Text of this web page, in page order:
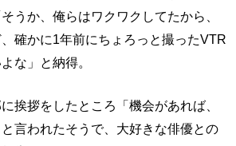
うか、俺らはワクワクしてたから、
確かに1年前にちょろっと撮ったVTR
な」と納得。
挨拶をしたところ「機会があれば、
言われたそうで、大好きな俳優との